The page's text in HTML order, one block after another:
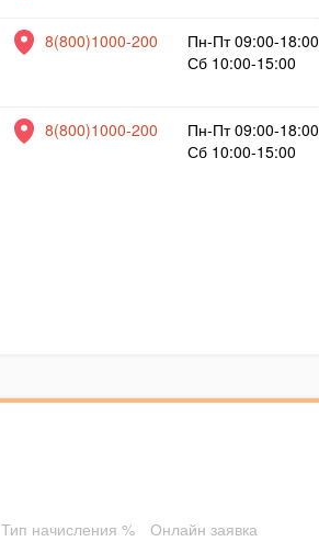
8(800)1000-200
Пн-Пт 09:00-18:00
Сб 10:00-15:00
8(800)1000-200
Пн-Пт 09:00-18:00
Сб 10:00-15:00
Тип начисления % Онлайн заявка